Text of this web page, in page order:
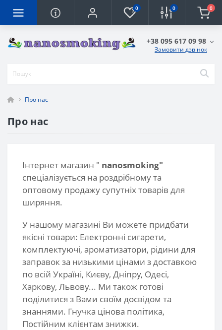
0 0 0
+38 095 617 09 98
Замовити дзвінок
Про нас
Про нас
Інтернет магазин " nanosmoking"
спеціалізується на роздрібному та
оптовому продажу супутніх товарів для
ширяння.
У нашому магазині Ви можете придбати
якісні товари: Електронні сигарети,
комплектуючі, ароматизатори, рідини для
заправок за низькими цінами з доставкою
по всій Україні, Києву, Дніпру, Одесі,
Харкову, Львову... Ми також готові
поділитися з Вами своїм досвідом та
знаннями. Гнучка цінова політика,
Постійним клієнтам знижки.